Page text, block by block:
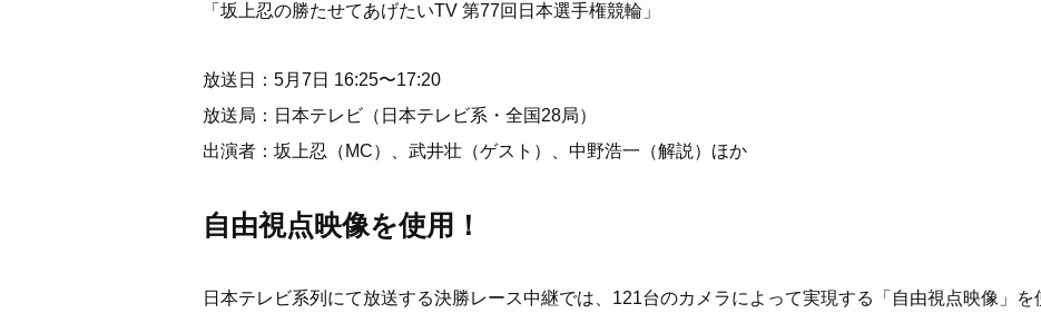
「坂上忍の勝たせてあげたいTV 第77回日本選手権競輪」
放送日：5月7日 16:25〜17:20
放送局：日本テレビ（日本テレビ系・全国28局）
出演者：坂上忍（MC）、武井壮（ゲスト）、中野浩一（解説）ほか
自由視点映像を使用！
日本テレビ系列にて放送する決勝レース中継では、121台のカメラによって実現する「自由視点映像」